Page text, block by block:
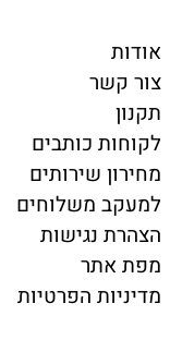
אודות
צור קשר
תקנון
לקוחות כותבים
מחירון שירותים
למעקב משלוחים
הצהרת נגישות
מפת אתר
מדיניות הפרטיות